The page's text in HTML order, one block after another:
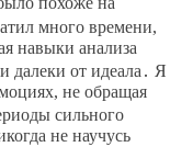
много времени,
навыки анализа
далеки от идеала․ Я
не обращая
сильного
не научусь